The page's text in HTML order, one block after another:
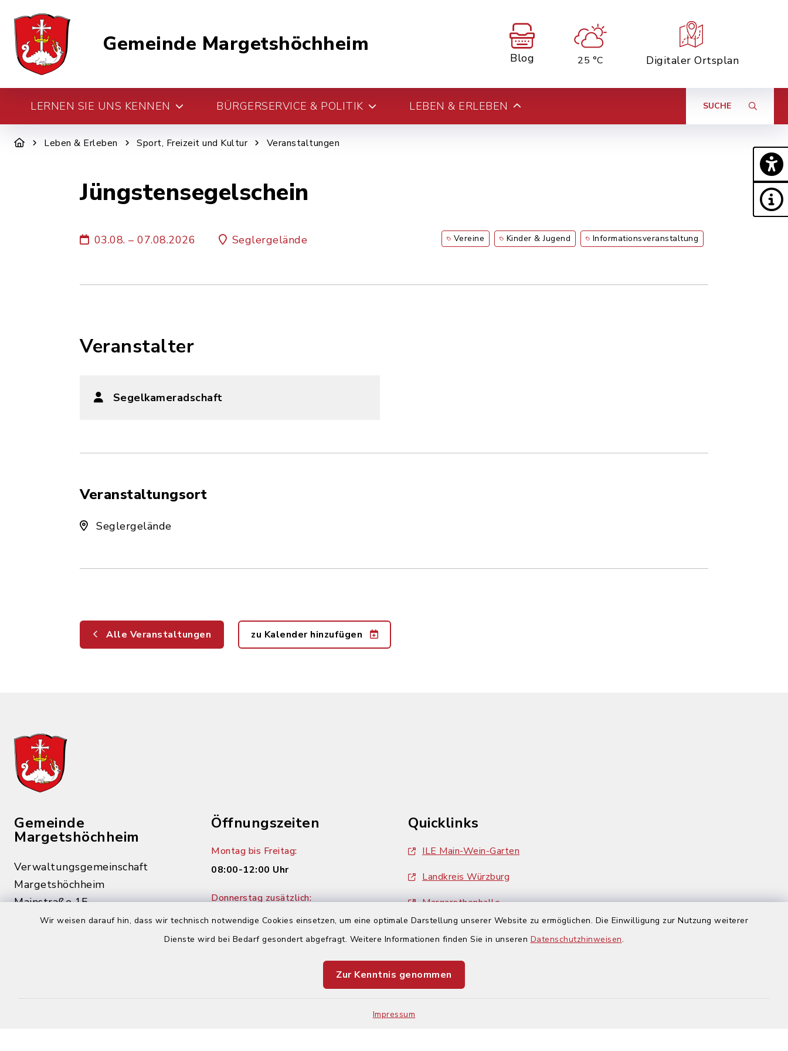
Wir weisen darauf hin, dass wir technisch notwendige Cookies einsetzen, um eine optimale Darstellung unserer Website zu ermöglichen. Die Einwilligung zur Nutzung weiterer
Dienste wird bei Bedarf gesondert abgefragt. Weitere Informationen finden Sie in unseren Datenschutzhinweisen.
Zur Kenntnis genommen
Impressum
Gemeinde Margetshöchheim
Blog 25 °C Digitaler Ortsplan
LERNEN SIE UNS KENNEN BÜRGERSERVICE & POLITIK LEBEN & ERLEBEN SUCHE
Leben & Erleben Sport, Freizeit und Kultur Veranstaltungen
Jüngstensegelschein
03.08. – 07.08.2026 Seglergelände Vereine Kinder & Jugend Informationsveranstaltung
Veranstalter
Segelkameradschaft
Veranstaltungsort
Seglergelände
Alle Veranstaltungen zu Kalender hinzufügen
Gemeinde
Margetshöchheim
Verwaltungsgemeinschaft
Margetshöchheim
Mainstraße 15
97276 Margetshöchheim
buergerbuero@margetshoechheim.de
Öffnungszeiten
Montag bis Freitag:
08:00-12:00 Uhr
Donnerstag zusätzlich:
14:00-18:00 Uhr
Quicklinks
ILE Main-Wein-Garten
Landkreis Würzburg
Margarethenhalle
ZweiUferLand Tourismus